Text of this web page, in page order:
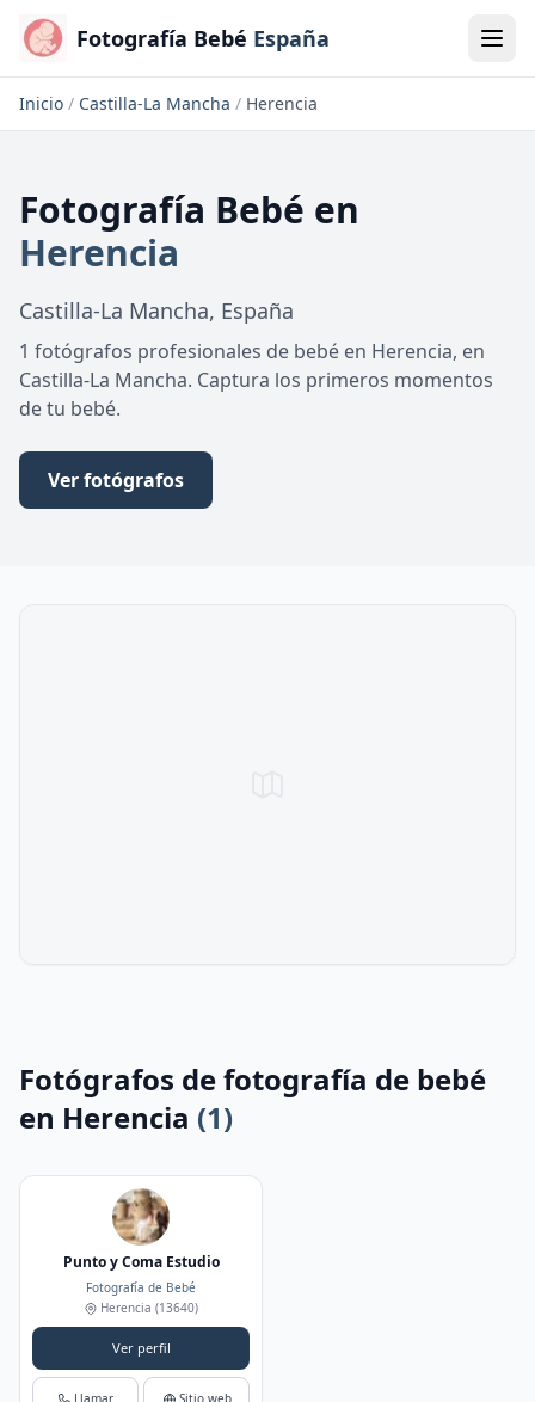
Fotografía Bebé España
Inicio / Castilla-La Mancha / Herencia
Fotografía Bebé en
Herencia
Castilla-La Mancha, España
1 fotógrafos profesionales de bebé en Herencia, en
Castilla-La Mancha. Captura los primeros momentos
de tu bebé.
Ver fotógrafos
Fotógrafos de fotografía de bebé
en Herencia (1)
Punto y Coma Estudio
Fotografía de Bebé
Herencia (13640)
Ver perfil
Llamar Sitio web